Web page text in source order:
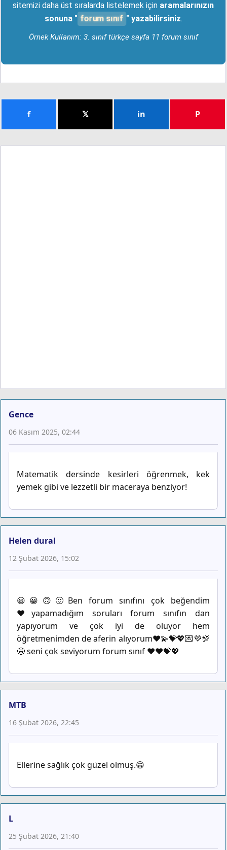
sitemizi daha üst sıralarda listelemek için aramalarınızın
sonuna " forum sınıf " yazabilirsiniz.
Örnek Kullanım: 3. sınıf türkçe sayfa 11 forum sınıf
f 𝕏 in P
Gence
06 Kasım 2025, 02:44
Matematik dersinde kesirleri öğrenmek, kek
yemek gibi ve lezzetli bir maceraya benziyor!
Helen dural
12 Şubat 2026, 15:02
😀😀🙃🙂Ben forum sınıfını çok beğendim
♥️yapamadığım soruları forum sınıfın dan
yapıyorum ve çok iyi de oluyor hem
öğretmenimden de aferin alıyorum♥️💫💝💖💌💜💯
🤩 seni çok seviyorum forum sınıf ♥️♥️💝💖
MTB
16 Şubat 2026, 22:45
Ellerine sağlık çok güzel olmuş.😁
L
25 Şubat 2026, 21:40